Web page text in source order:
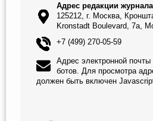
Адрес редакции
125212, г. Москва,
Kronstadt Boulevard, 7a,
+7 (499) 270-05-59
Адрес электронной
ботов. Для просмотра
должен быть включен